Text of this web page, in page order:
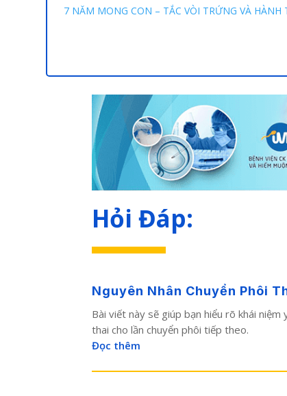
7 NĂM MONG CON – TẮC VÒI TRỨNG VÀ
Hỏi Đáp:
Nguyên Nhân Chuyển Phôi
Bài viết này sẽ giúp bạn hiểu rõ khái
thai cho lần chuyển phôi tiếp theo.
Đọc thêm